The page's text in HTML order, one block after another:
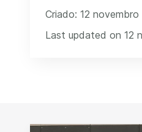
Criado: 12 novembro
Last updated on 12